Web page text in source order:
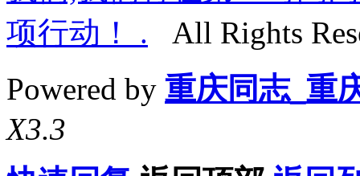
项行动！ . All Rights
Powered by 重庆同志_重
X3.3